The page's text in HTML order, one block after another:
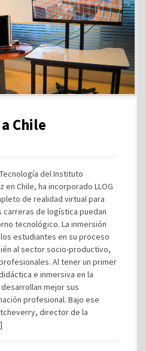
Chile
del Instituto
en Chile, ha incorporado LLOG
de realidad virtual para
de logística puedan
tecnológico. La inmersión
estudiantes en su proceso
al sector socio-productivo,
Al tener un primer
e inmersiva en la
mejor sus
profesional. Bajo ese
director de la